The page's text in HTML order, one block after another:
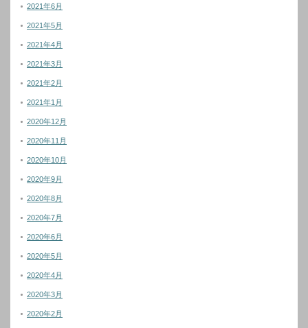
2021年6月
2021年5月
2021年4月
2021年3月
2021年2月
2021年1月
2020年12月
2020年11月
2020年10月
2020年9月
2020年8月
2020年7月
2020年6月
2020年5月
2020年4月
2020年3月
2020年2月